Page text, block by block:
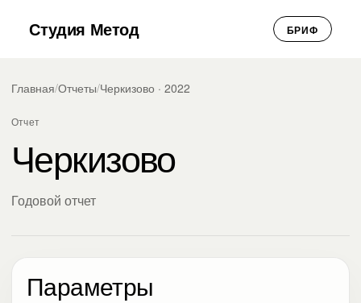
Студия Метод БРИФ
Главная/Отчеты/Черкизово · 2022
Отчет
Черкизово
Годовой отчет
Параметры